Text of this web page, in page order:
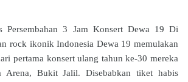
Persembahan 3 Jam Konsert Dewa 19 Di
rock ikonik Indonesia Dewa 19 memulakan
pertama konsert ulang tahun ke-30 mereka
Arena, Bukit Jalil. Disebabkan tiket habis